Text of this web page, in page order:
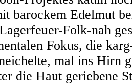
barockem Edelmut
Folk-nah
Fokus, die
mal ins Hirn
die Haut geriebene